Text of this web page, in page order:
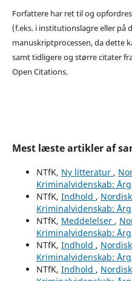
Forfattere har ret til og
(f.eks. i institutionslagre eller på
manuskriptprocessen, da dette
samt tidligere og større citater
Open Citations.
Mest læste artikler af
NTfK, Ny litteratur ,
Kriminalvidenskab:
NTfK, Indhold ,
Kriminalvidenskab:
NTfK, Meddelelser ,
Kriminalvidenskab:
NTfK, Indhold ,
Kriminalvidenskab:
NTfK, Indhold ,